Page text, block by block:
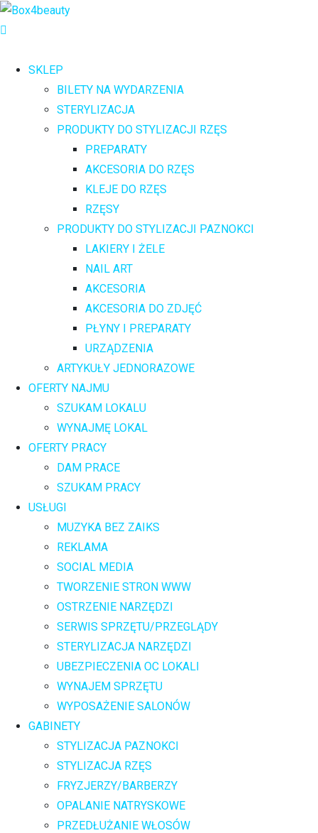
SKLEP
BILETY NA WYDARZENIA
STERYLIZACJA
PRODUKTY DO STYLIZACJI RZĘS
PREPARATY
AKCESORIA DO RZĘS
KLEJE DO RZĘS
RZĘSY
PRODUKTY DO STYLIZACJI PAZNOKCI
LAKIERY I ŻELE
NAIL ART
AKCESORIA
AKCESORIA DO ZDJĘĆ
PŁYNY I PREPARATY
URZĄDZENIA
ARTYKUŁY JEDNORAZOWE
OFERTY NAJMU
SZUKAM LOKALU
WYNAJMĘ LOKAL
OFERTY PRACY
DAM PRACE
SZUKAM PRACY
USŁUGI
MUZYKA BEZ ZAIKS
REKLAMA
SOCIAL MEDIA
TWORZENIE STRON WWW
OSTRZENIE NARZĘDZI
SERWIS SPRZĘTU/PRZEGLĄDY
STERYLIZACJA NARZĘDZI
UBEZPIECZENIA OC LOKALI
WYNAJEM SPRZĘTU
WYPOSAŻENIE SALONÓW
GABINETY
STYLIZACJA PAZNOKCI
STYLIZACJA RZĘS
FRYZJERZY/BARBERZY
OPALANIE NATRYSKOWE
PRZEDŁUŻANIE WŁOSÓW